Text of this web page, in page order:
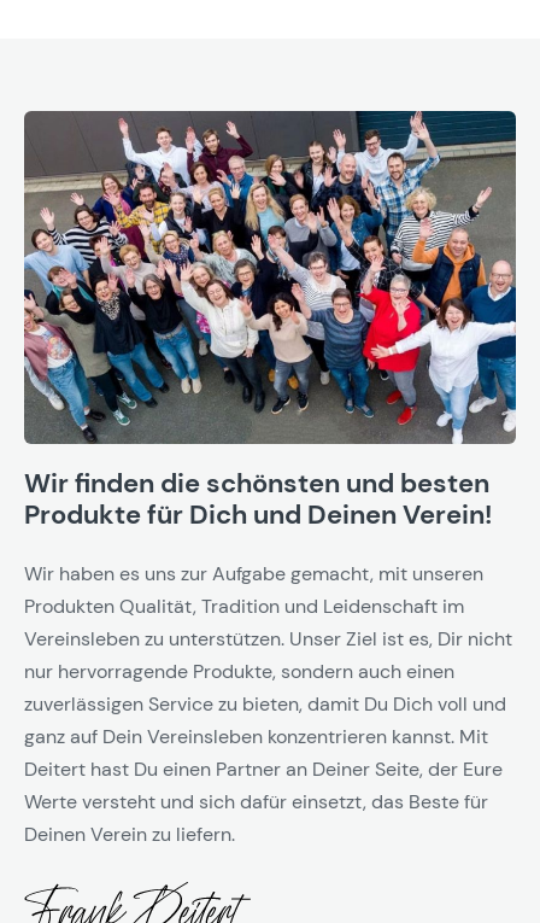
Wir finden die schönsten und besten
Produkte für Dich und Deinen Verein!
Wir haben es uns zur Aufgabe gemacht, mit unseren
Produkten Qualität, Tradition und Leidenschaft im
Vereinsleben zu unterstützen. Unser Ziel ist es, Dir nicht
nur hervorragende Produkte, sondern auch einen
zuverlässigen Service zu bieten, damit Du Dich voll und
ganz auf Dein Vereinsleben konzentrieren kannst. Mit
Deitert hast Du einen Partner an Deiner Seite, der Eure
Werte versteht und sich dafür einsetzt, das Beste für
Deinen Verein zu liefern.